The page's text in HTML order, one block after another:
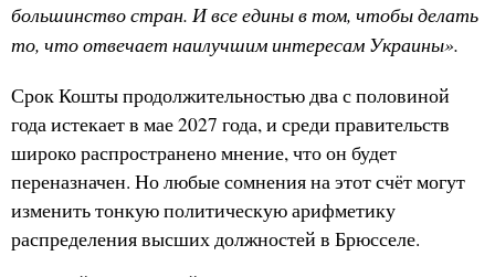
большинство стран. И все едины в том, чтобы делать
то, что отвечает наилучшим интересам Украины».
Срок Кошты продолжительностью два с половиной
года истекает в мае 2027 года, и среди правительств
широко распространено мнение, что он будет
переназначен. Но любые сомнения на этот счёт могут
изменить тонкую политическую арифметику
распределения высших должностей в Брюсселе.